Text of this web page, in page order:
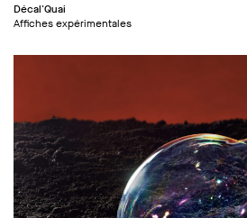
Décal'Quai
Affiches expérimentales